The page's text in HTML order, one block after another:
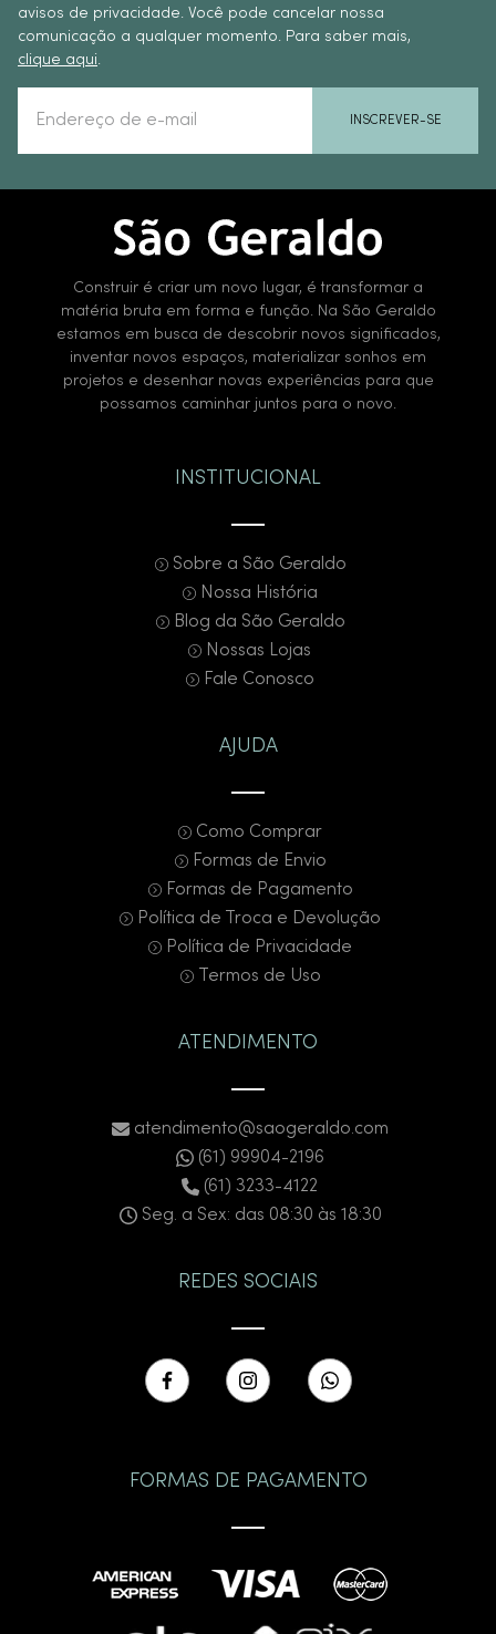
avisos de privacidade. Você pode cancelar nossa
comunicação a qualquer momento. Para saber mais,
clique aqui.
INSCREVER-SE
Construir é criar um novo lugar, é transformar a
matéria bruta em forma e função. Na São Geraldo
estamos em busca de descobrir novos significados,
inventar novos espaços, materializar sonhos em
projetos e desenhar novas experiências para que
possamos caminhar juntos para o novo.
INSTITUCIONAL
Sobre a São Geraldo
Nossa História
Blog da São Geraldo
Nossas Lojas
Fale Conosco
AJUDA
Como Comprar
Formas de Envio
Formas de Pagamento
Política de Troca e Devolução
Política de Privacidade
Termos de Uso
ATENDIMENTO
atendimento@saogeraldo.com
(61) 99904-2196
(61) 3233-4122
Seg. a Sex: das 08:30 às 18:30
REDES SOCIAIS
FORMAS DE PAGAMENTO